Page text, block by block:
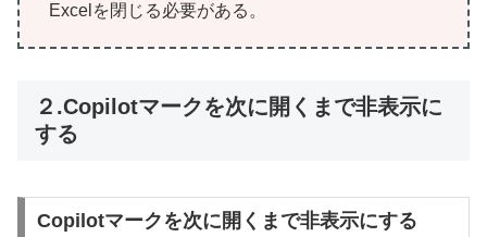
Excelを閉じる必要がある。
２.Copilotマークを次に開くまで非表示に
する
Copilotマークを次に開くまで非表示にする